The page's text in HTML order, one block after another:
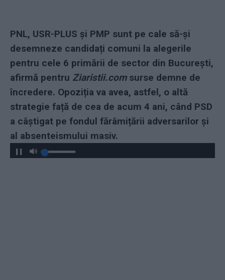
PNL, USR-PLUS și PMP sunt pe cale să-și
desemneze candidați comuni la alegerile
pentru cele 6 primării de sector din București,
afirmă pentru Ziaristii.comsurse demne de
încredere. Opoziția va avea, astfel, o altă
strategie față de cea de acum 4 ani, când PSD
a câștigat pe fondul fărâmițării adversarilor și
al absenteismului masiv.